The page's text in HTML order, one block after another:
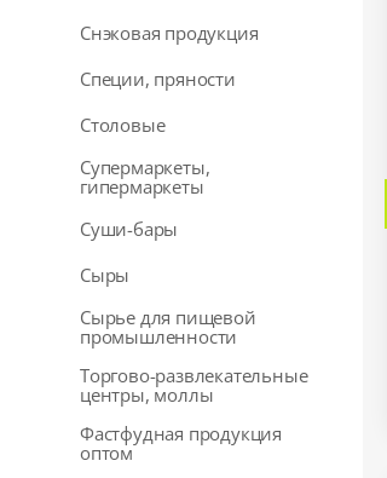
Снэковая продукция
Специи, пряности
Столовые
Супермаркеты,
гипермаркеты
Суши-бары
Сыры
Сырье для пищевой
промышленности
Торгово-развлекательные
центры, моллы
Фастфудная продукция
оптом